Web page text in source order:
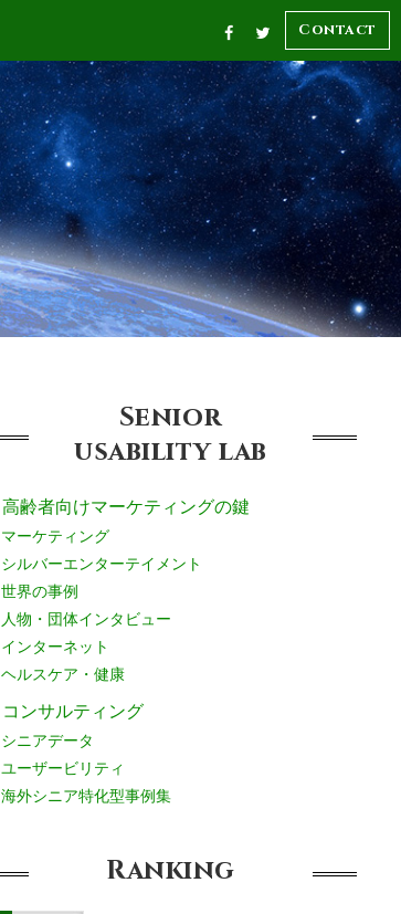
Contact
Senior
usabilitylab
高齢者向けマーケティングの鍵
マーケティング
シルバーエンターテイメント
世界の事例
人物・団体インタビュー
インターネット
ヘルスケア・健康
コンサルティング
シニアデータ
ユーザービリティ
海外シニア特化型事例集
Ranking